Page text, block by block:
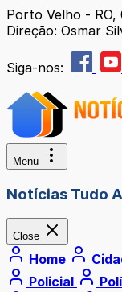
Porto Velho - RO,
Direção: Osmar
Siga-nos:
Menu
Notícias Tudo
Close
Home
Policial